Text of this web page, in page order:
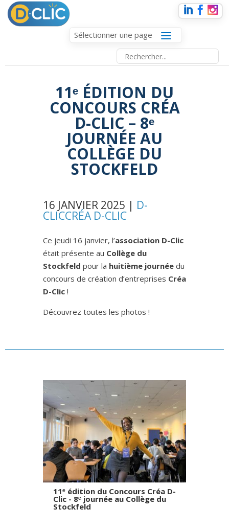
Sélectionner une page
11ᵉ ÉDITION DU
CONCOURS CRÉA
D-CLIC – 8ᵉ
JOURNÉE AU
COLLÈGE DU
STOCKFELD
16 JANVIER 2025 | D-
CLICCRÉA D-CLIC
Ce jeudi 16 janvier, l’association D-Clic
était présente au Collège du
Stockfeld pour la huitième journée du
concours de création d’entreprises Créa
D-Clic !
Découvrez toutes les photos !
11ᵉ édition du Concours Créa D-
Clic - 8ᵉ journée au Collège du
Stockfeld